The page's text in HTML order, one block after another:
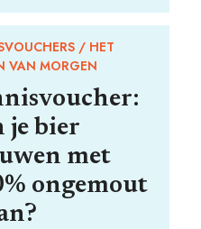
HET
VAN MORGEN
je bier
met
ongemout